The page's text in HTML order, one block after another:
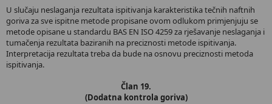
U slučaju neslaganja rezultata ispitivanja karakteristika tečnih naftnih
goriva za sve ispitne metode propisane ovom odlukom primjenjuju se
metode opisane u standardu BAS EN ISO 4259 za rješavanje neslaganja i
tumačenja rezultata baziranih na preciznosti metode ispitivanja.
Interpretacija rezultata treba da bude na osnovu preciznosti metoda
ispitivanja.
Član 19.
(Dodatna kontrola goriva)